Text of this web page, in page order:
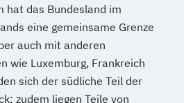
hat das Bundesland im
eine gemeinsame Grenze
auch mit anderen
wie Luxemburg, Frankreich
sich der südliche Teil der
zudem liegen Teile von